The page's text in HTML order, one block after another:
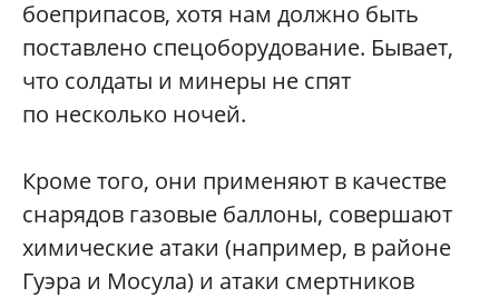
боеприпасов, хотя нам должно быть
поставлено спецоборудование. Бывает,
что солдаты и минеры не спят
по несколько ночей.
Кроме того, они применяют в качестве
снарядов газовые баллоны, совершают
химические атаки (например, в районе
Гуэра и Мосула) и атаки смертников